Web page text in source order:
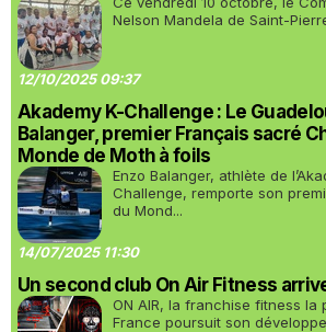
Nelson Mandela de Saint-
12/10/2025 09:37
Akademy K-Challenge : Le
Balanger, premier Français sacré
Monde de Moth à foils
Enzo Balanger, athlète de
Challenge, remporte son
du Mond...
14/07/2025 11:30
Un second club On Air Fitness
ON AIR, la franchise fitness la
France poursuit son